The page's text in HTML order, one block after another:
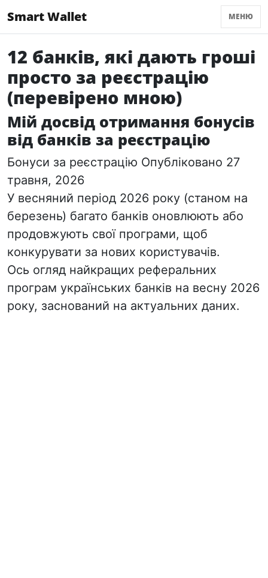
Smart Wallet МЕНЮ
12 банків, які дають гроші
просто за реєстрацію
(перевірено мною)
Мій досвід отримання бонусів
від банків за реєстрацію
Бонуси за реєстрацію Опубліковано 27
травня, 2026
У весняний період 2026 року (станом на
березень) багато банків оновлюють або
продовжують свої програми, щоб
конкурувати за нових користувачів.
Ось огляд найкращих реферальних
програм українських банків на весну 2026
року, заснований на актуальних даних.